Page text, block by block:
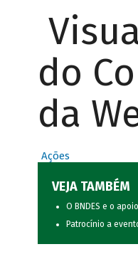
do
da
Ações
VEJA TAMBÉM
O BNDES e o
Patrocínio a